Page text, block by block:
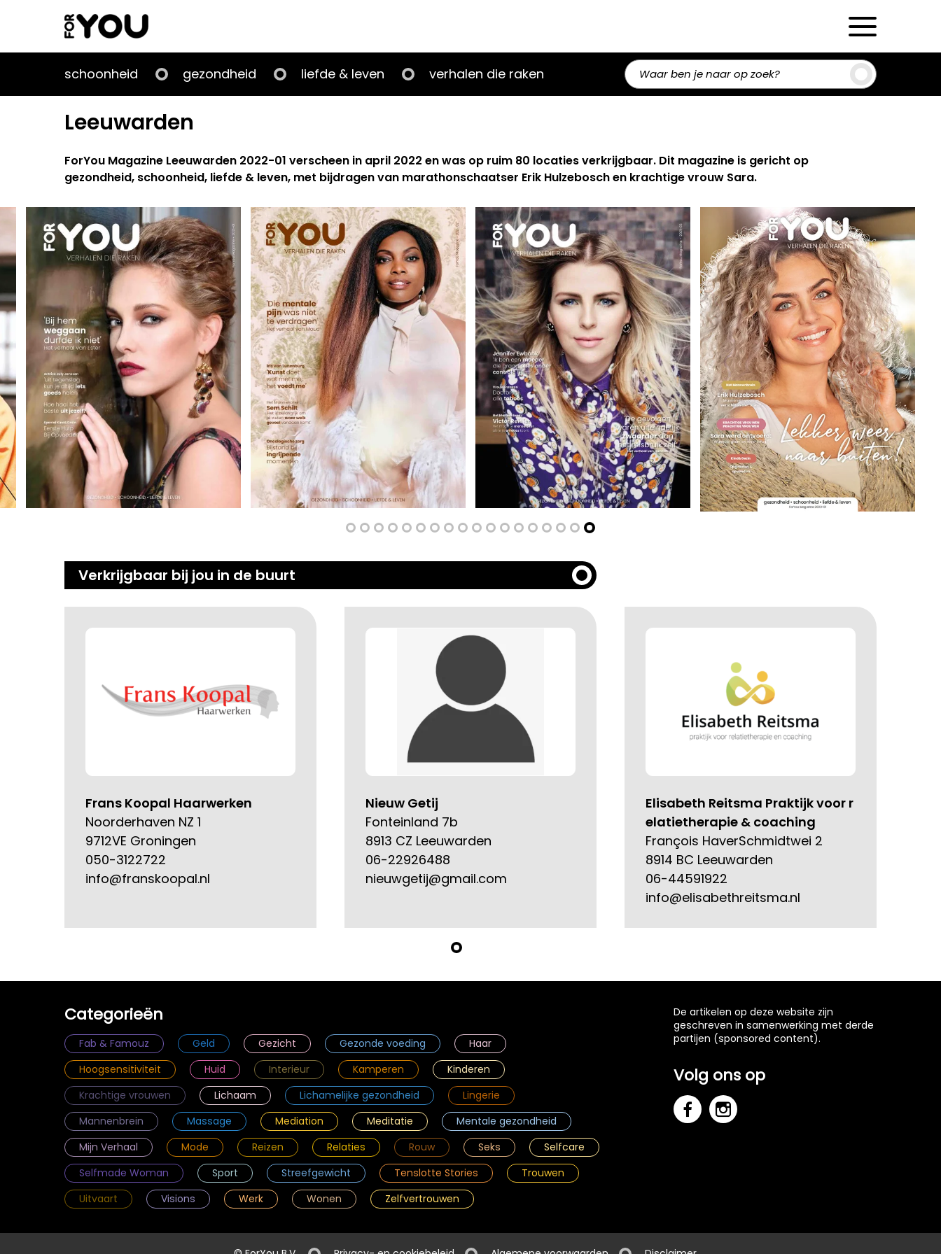
schoonheid gezondheid liefde & leven verhalen die raken Zoeken
Leeuwarden
ForYou Magazine Leeuwarden 2022-01 verscheen in april 2022 en was op ruim 80 locaties verkrijgbaar. Dit magazine is gericht op
gezondheid, schoonheid, liefde & leven, met bijdragen van marathonschaatser Erik Hulzebosch en krachtige vrouw Sara.
Verkrijgbaar bij jou in de buurt
Frans Koopal Haarwerken
Noorderhaven NZ 1
9712VE Groningen
050-3122722
info@franskoopal.nl
Nieuw Getij
Fonteinland 7b
8913 CZ Leeuwarden
06-22926488
nieuwgetij@gmail.com
Elisabeth Reitsma Praktijk voor r
elatietherapie & coaching
François HaverSchmidtwei 2
8914 BC Leeuwarden
06-44591922
info@elisabethreitsma.nl
Categorieën
Fab & Famouz Geld Gezicht Gezonde voeding
Haar
Hoogsensitiviteit
Huid Interieur Kamperen
Kinderen
Krachtige vrouwen
Lichaam Lichamelijke gezondheid
Lingerie
Mannenbrein
Massage Mediation Meditatie
Mentale gezondheid
Mijn Verhaal
Mode Reizen Relaties Rouw Seks
Selfcare
Selfmade Woman
Sport Streefgewicht Tenslotte Stories
Trouwen
Uitvaart
Visions Werk Wonen Zelfvertrouwen
De artikelen op deze website zijn
geschreven in samenwerking met derde
partijen (sponsored content).
Volg ons op